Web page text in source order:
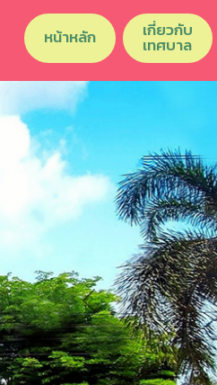
หน้าหลัก เกี่ยวกับ
เทศบาล
Previous